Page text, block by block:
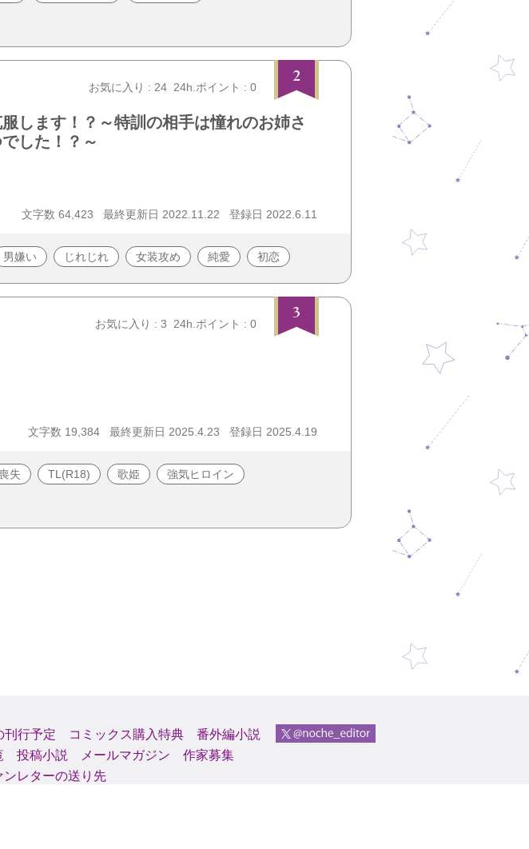
2
お気に入り : 24 24h.ポイント : 0
します！？～特訓の相手は憧れのお姉さ
した！？～
文字数 64,423 最終更新日 2022.11.22 登録日 2022.6.11
男嫌い じれじれ 女装攻め 純愛 初恋
3
お気に入り : 3 24h.ポイント : 0
文字数 19,384 最終更新日 2025.4.23 登録日 2025.4.19
失 TL(R18) 歌姫 強気ヒロイン
刊行予定 コミックス購入特典
番外編小説
投稿小説 メールマガジン
作家募集
ンレターの送り先